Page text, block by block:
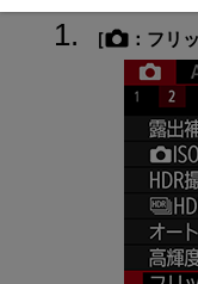
［ ： フリ